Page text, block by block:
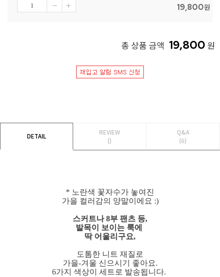
19,800원
총 상품 금액 19,800 원
DETAIL
REVIEW
()
Q&A
(6)
* 노란색 꽃자수가 놓여진
가을 컬러감의 양말이에요 :)
스커트나 8부 팬츠 등,
발목이 보이는 룩에
딱 어울리구요,
도톰한 니트 재질로
가을-겨울 신으시기 좋아요.
6가지 색상이 세트로 발송됩니다.